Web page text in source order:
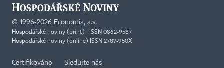
© 1996-2026 Economia, a.s.
Hospodářské noviny (print) ISSN 0862-9587
Hospodářské noviny (online) ISSN 2787-950X
Certifikováno Sledujte nás